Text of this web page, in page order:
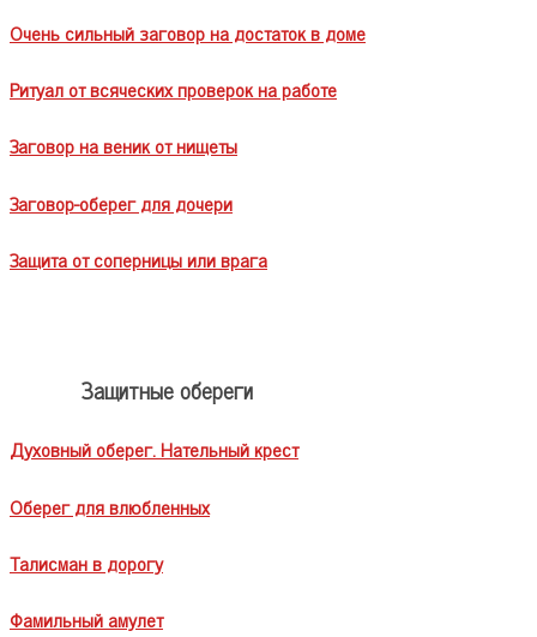
Очень сильный заговор на достаток в доме
Ритуал от всяческих проверок на работе
Заговор на веник от нищеты
Заговор-оберег для дочери
Защита от соперницы или врага
Защитные обереги
Духовный оберег. Нательный крест
Оберег для влюбленных
Талисман в дорогу
Фамильный амулет